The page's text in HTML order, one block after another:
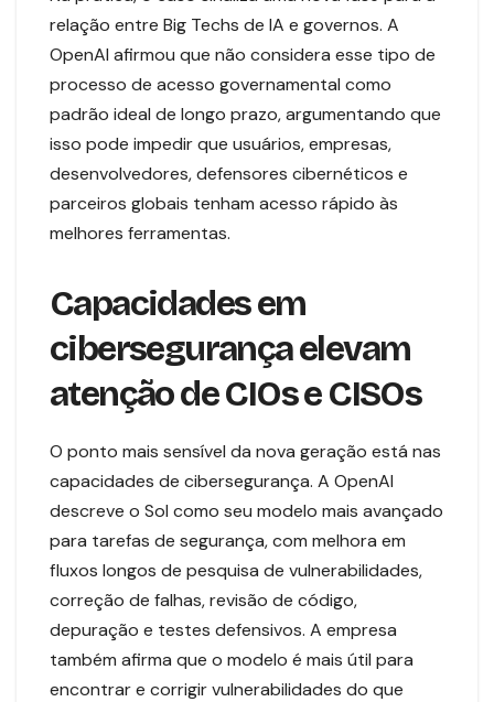
relação entre Big Techs de IA e governos. A
OpenAI afirmou que não considera esse tipo de
processo de acesso governamental como
padrão ideal de longo prazo, argumentando que
isso pode impedir que usuários, empresas,
desenvolvedores, defensores cibernéticos e
parceiros globais tenham acesso rápido às
melhores ferramentas.
Capacidades em
cibersegurança elevam
atenção de CIOs e CISOs
O ponto mais sensível da nova geração está nas
capacidades de cibersegurança. A OpenAI
descreve o Sol como seu modelo mais avançado
para tarefas de segurança, com melhora em
fluxos longos de pesquisa de vulnerabilidades,
correção de falhas, revisão de código,
depuração e testes defensivos. A empresa
também afirma que o modelo é mais útil para
encontrar e corrigir vulnerabilidades do que